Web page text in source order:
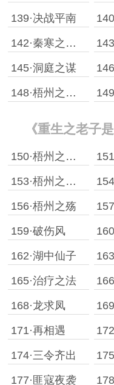
139·决战平南
142·秦寒之谋［二］
145·洞庭之谋
148·梧州之殇［一］
《重生之老子
150·梧州之殇［三］
153·梧州之殇［六］
156·梧州之殇
159·破伤风
162·湖中仙子
165·治疗之法
168·龙求凤
171·再相遇
174·三令齐出
177·匪寇夜袭